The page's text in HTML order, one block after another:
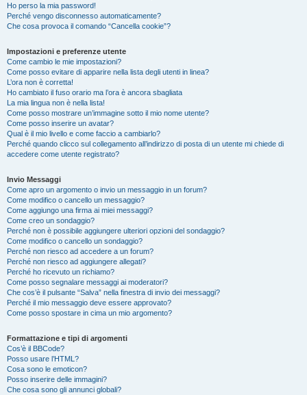
Ho perso la mia password!
Perché vengo disconnesso automaticamente?
Che cosa provoca il comando “Cancella cookie”?
Impostazioni e preferenze utente
Come cambio le mie impostazioni?
Come posso evitare di apparire nella lista degli utenti in linea?
L’ora non è corretta!
Ho cambiato il fuso orario ma l’ora è ancora sbagliata
La mia lingua non è nella lista!
Come posso mostrare un’immagine sotto il mio nome utente?
Come posso inserire un avatar?
Qual è il mio livello e come faccio a cambiarlo?
Perché quando clicco sul collegamento all’indirizzo di posta di un utente mi chiede di
accedere come utente registrato?
Invio Messaggi
Come apro un argomento o invio un messaggio in un forum?
Come modifico o cancello un messaggio?
Come aggiungo una firma ai miei messaggi?
Come creo un sondaggio?
Perché non è possibile aggiungere ulteriori opzioni del sondaggio?
Come modifico o cancello un sondaggio?
Perché non riesco ad accedere a un forum?
Perché non riesco ad aggiungere allegati?
Perché ho ricevuto un richiamo?
Come posso segnalare messaggi ai moderatori?
Che cos’è il pulsante “Salva” nella finestra di invio dei messaggi?
Perché il mio messaggio deve essere approvato?
Come posso spostare in cima un mio argomento?
Formattazione e tipi di argomenti
Cos’è il BBCode?
Posso usare l’HTML?
Cosa sono le emoticon?
Posso inserire delle immagini?
Che cosa sono gli annunci globali?